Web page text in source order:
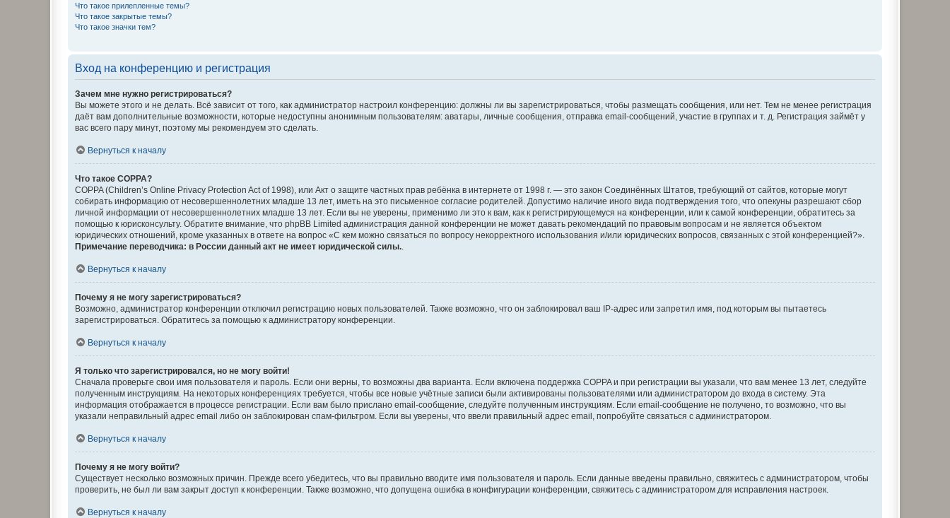
Что такое прилепленные темы?
Что такое закрытые темы?
Что такое значки тем?
Вход на конференцию и регистрация
Зачем мне нужно регистрироваться?
Вы можете этого и не делать. Всё зависит от того, как администратор настроил конференцию: должны ли вы зарегистрироваться, чтобы размещать сообщения, или нет. Тем не менее регистрация
даёт вам дополнительные возможности, которые недоступны анонимным пользователям: аватары, личные сообщения, отправка email-сообщений, участие в группах и т. д. Регистрация займёт у
вас всего пару минут, поэтому мы рекомендуем это сделать.
Вернуться к началу
Что такое COPPA?
COPPA (Children’s Online Privacy Protection Act of 1998), или Акт о защите частных прав ребёнка в интернете от 1998 г. — это закон Соединённых Штатов, требующий от сайтов, которые могут
собирать информацию от несовершеннолетних младше 13 лет, иметь на это письменное согласие родителей. Допустимо наличие иного вида подтверждения того, что опекуны разрешают сбор
личной информации от несовершеннолетних младше 13 лет. Если вы не уверены, применимо ли это к вам, как к регистрирующемуся на конференции, или к самой конференции, обратитесь за
помощью к юрисконсульту. Обратите внимание, что phpBB Limited администрация данной конференции не может давать рекомендаций по правовым вопросам и не является объектом
юридических отношений, кроме указанных в ответе на вопрос «С кем можно связаться по вопросу некорректного использования и/или юридических вопросов, связанных с этой конференцией?».
Примечание переводчика: в России данный акт не имеет юридической силы..
Вернуться к началу
Почему я не могу зарегистрироваться?
Возможно, администратор конференции отключил регистрацию новых пользователей. Также возможно, что он заблокировал ваш IP-адрес или запретил имя, под которым вы пытаетесь
зарегистрироваться. Обратитесь за помощью к администратору конференции.
Вернуться к началу
Я только что зарегистрировался, но не могу войти!
Сначала проверьте свои имя пользователя и пароль. Если они верны, то возможны два варианта. Если включена поддержка COPPA и при регистрации вы указали, что вам менее 13 лет, следуйте
полученным инструкциям. На некоторых конференциях требуется, чтобы все новые учётные записи были активированы пользователями или администратором до входа в систему. Эта
информация отображается в процессе регистрации. Если вам было прислано email-сообщение, следуйте полученным инструкциям. Если email-сообщение не получено, то возможно, что вы
указали неправильный адрес email либо он заблокирован спам-фильтром. Если вы уверены, что ввели правильный адрес email, попробуйте связаться с администратором.
Вернуться к началу
Почему я не могу войти?
Существует несколько возможных причин. Прежде всего убедитесь, что вы правильно вводите имя пользователя и пароль. Если данные введены правильно, свяжитесь с администратором, чтобы
проверить, не был ли вам закрыт доступ к конференции. Также возможно, что допущена ошибка в конфигурации конференции, свяжитесь с администратором для исправления настроек.
Вернуться к началу